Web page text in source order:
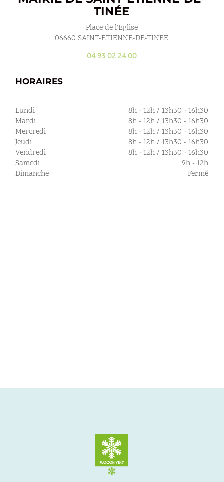
TINÉE
Place de l’Eglise
06660 SAINT-ETIENNE-DE-TINEE
04 93 02 24 00
HORAIRES
Lundi
8h - 12h / 13h30 - 16h30
Mardi
8h - 12h / 13h30 - 16h30
Mercredi
8h - 12h / 13h30 - 16h30
Jeudi
8h - 12h / 13h30 - 16h30
Vendredi
8h - 12h / 13h30 - 16h30
Samedi
9h - 12h
Dimanche
Fermé